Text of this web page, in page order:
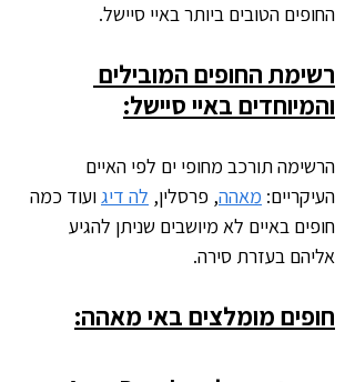
החופים הטובים ביותר באיי סיישל.
רשימת החופים המובילים
והמיוחדים באיי סיישל:
הרשימה תורכב מחופי ים לפי האיים
העיקריים: מאהה, פרסלין, לה דיג ועוד כמה
חופים באיים לא מיושבים שניתן להגיע
אליהם בעזרת סירה.
חופים מומלצים באי מאהה: